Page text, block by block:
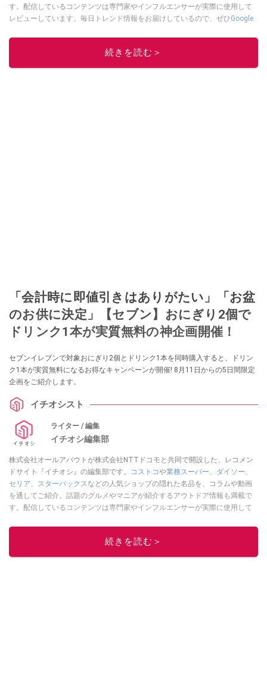
す。配信しているコンテンツは専門家やインフルエンサーが実際に使用して
レビューしています。毎日トレンド情報をお届けしているので、ぜひGoogle
このイチオシストの他の記事を読む
続きを読む＞
「会計時に即値引きはありがたい」「お盆
のお供に決定」【セブン】おにぎり2個で
ドリンク1本が実質無料の神企画開催！
セブンイレブンで対象おにぎり2個とドリンク1本を同時購入すると、ドリン
ク1本が実質無料になるお得なキャンペーンが開催! 8月11日からの5日間限定
企画をご紹介します。
イチオシスト
ライター / 編集
イチオシ編集部
株式会社オールアバウトが株式会社NTTドコモと共同で開設した、レコメン
ドサイト『イチオシ』の編集部です。
コストコや業務スーパー、 ダイソー、
セリア、 スターバックスなどの人気ショップの隠れた名品を、コラムや動画
を通してご紹介。話題のグルメやマニアが紹介するアウトドア情報も満載で
す。配信しているコンテンツは専門家やインフルエンサーが実際に使用して
ニュースでフォロー
続きを読む＞